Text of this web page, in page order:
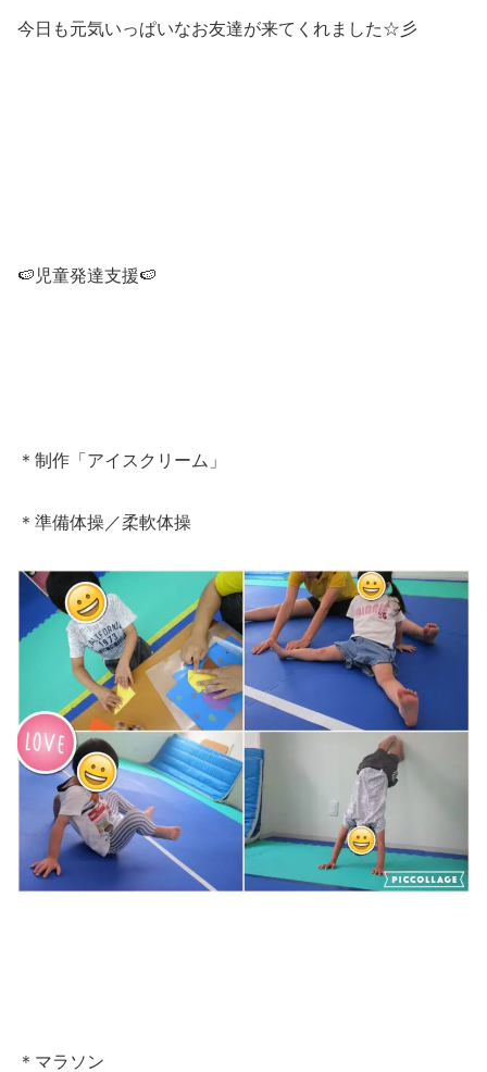
今日も元気いっぱいなお友達が来てくれました☆彡
🍉児童発達支援🍉
＊制作「アイスクリーム」
＊準備体操／柔軟体操
＊マラソン